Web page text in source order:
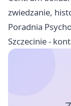
zwiedzanie,
Poradnia
Szczecinie -